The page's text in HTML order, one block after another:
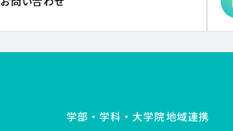
学部・学科・大学院地域連携